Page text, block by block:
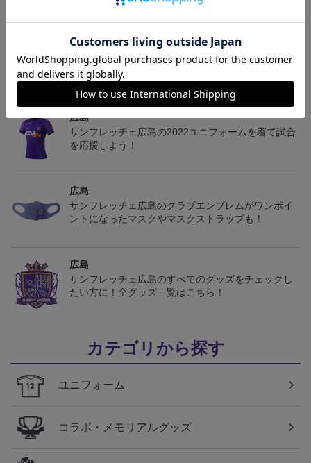
トピックス
広島
サンフレッチェ広島の2022ユニフォームを着て試合
を応援しよう！
広島
サンフレッチェ広島のクラブエンブレムがワンポイ
ントになったマスクやマスクストラップも！
広島
サンフレッチェ広島のすべてのグッズをチェックし
たい方に！全グッズ一覧はこちら！
カテゴリから探す
ユニフォーム
コラボ・メモリアルグッズ